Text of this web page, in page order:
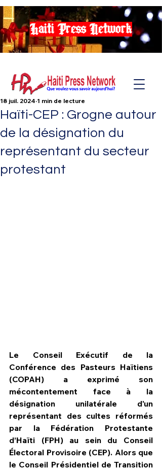
Haiti Press Network
HPN Live
Haïti-CEP : Grogne autour
de la désignation du
représentant du secteur
protestant
18 juil. 2024 1 min de lecture
Le Conseil Exécutif de la
Conférence des Pasteurs Haïtiens
(COPAH) a exprimé son
mécontentement face à la
désignation unilatérale d'un
représentant des cultes réformés
par la Fédération Protestante
d’Haïti (FPH) au sein du Conseil
Électoral Provisoire (CEP). Alors que
le Conseil Présidentiel de Transition